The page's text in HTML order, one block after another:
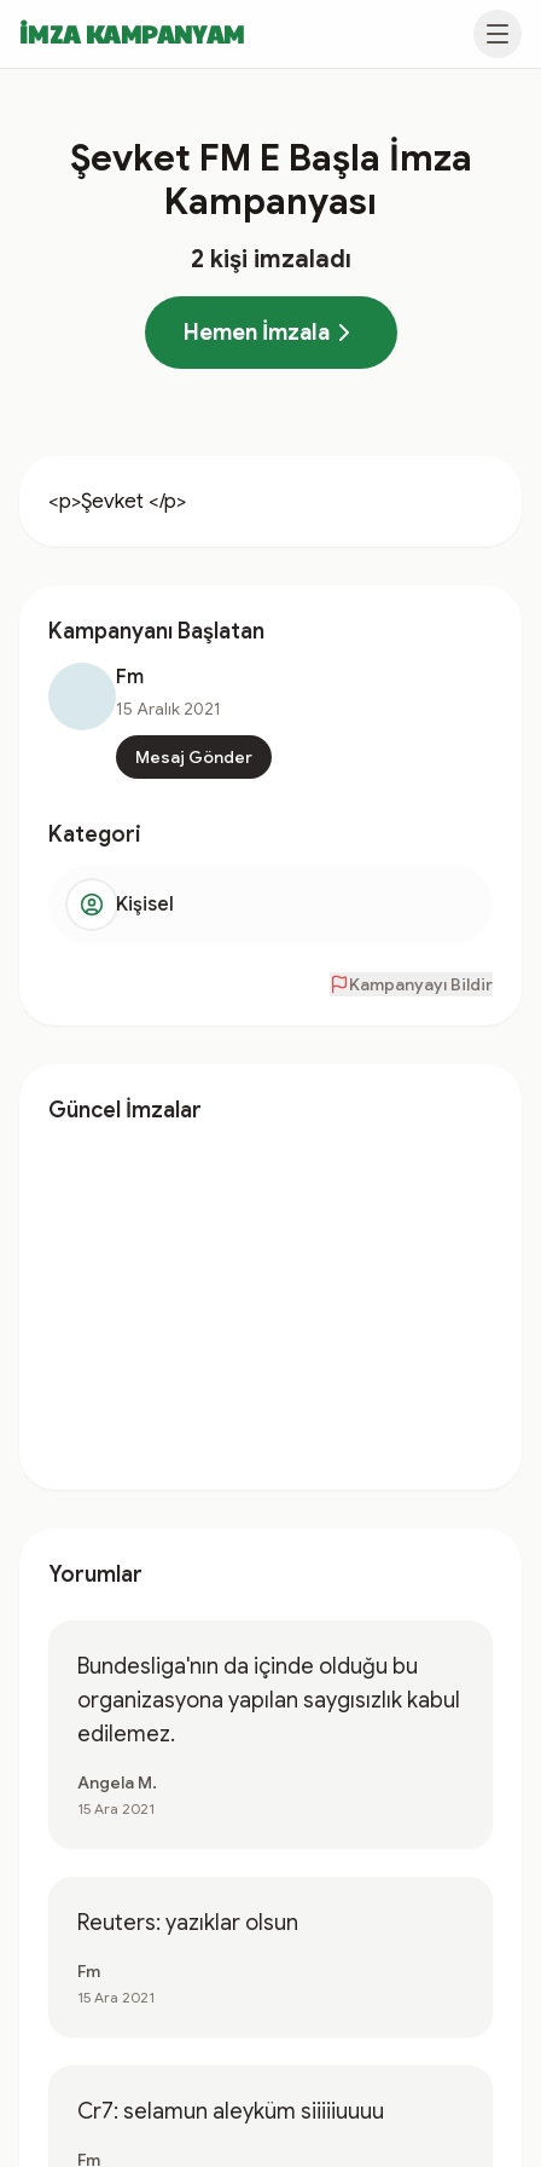
İMZA KAMPANYAM
Şevket FM E Başla İmza
Kampanyası
2 kişi imzaladı
Hemen İmzala
<p>Şevket </p>
Kampanyanı Başlatan
Fm
15 Aralık 2021
Mesaj Gönder
Kategori
Kişisel
Kampanyayı Bildir
Güncel İmzalar
Yorumlar
Bundesliga'nın da içinde olduğu bu
organizasyona yapılan saygısızlık kabul
edilemez.
Angela M.
15 Ara 2021
Reuters: yazıklar olsun
Fm
15 Ara 2021
Cr7: selamun aleyküm siiiiiuuuu
Fm